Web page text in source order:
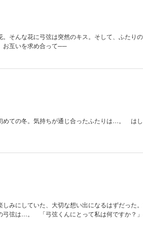
そんな花に弓弦は突然のキス。そして、ふたり
互いを求め合って──
めての冬。気持ちが通じ合ったふたりは…。 は
みにしていた、大切な想い出になるはずだった
弓弦は…。 「弓弦くんにとって私は何ですか？